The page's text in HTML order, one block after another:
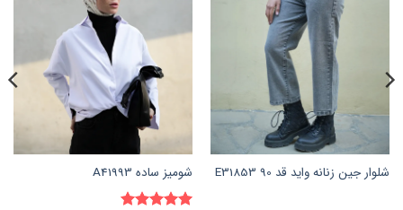
شلوار جین زنانه واید قد 90 E31853 شومیز ساده A41993